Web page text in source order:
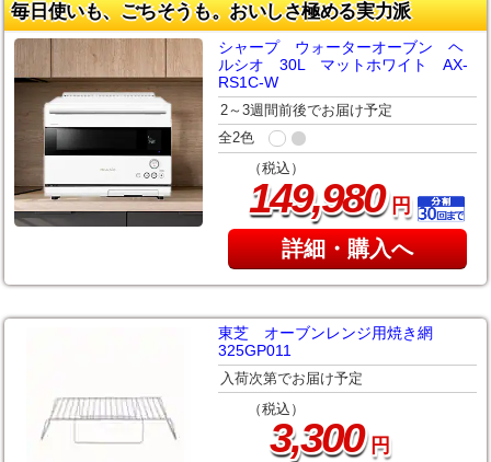
毎日使いも、ごちそうも。おいしさ極める実力派
シャープ ウォーターオーブン ヘ
ルシオ 30L マットホワイト AX-
RS1C-W
2～3週間前後でお届け予定
全2色
（税込）
149,980円
詳細・購入へ
東芝 オーブンレンジ用焼き網
325GP011
入荷次第でお届け予定
（税込）
3,300円